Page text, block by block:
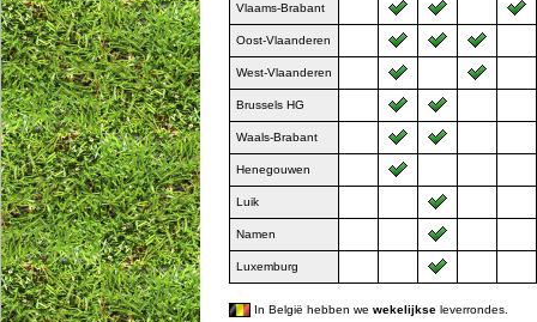
Vlaams-Brabant
Oost-Vlaanderen
West-Vlaanderen
Brussels HG
Waals-Brabant
Henegouwen
Luik
Namen
Luxemburg
In België hebben we wekelijkse leverrondes.